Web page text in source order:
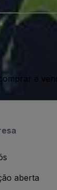
e
aberta